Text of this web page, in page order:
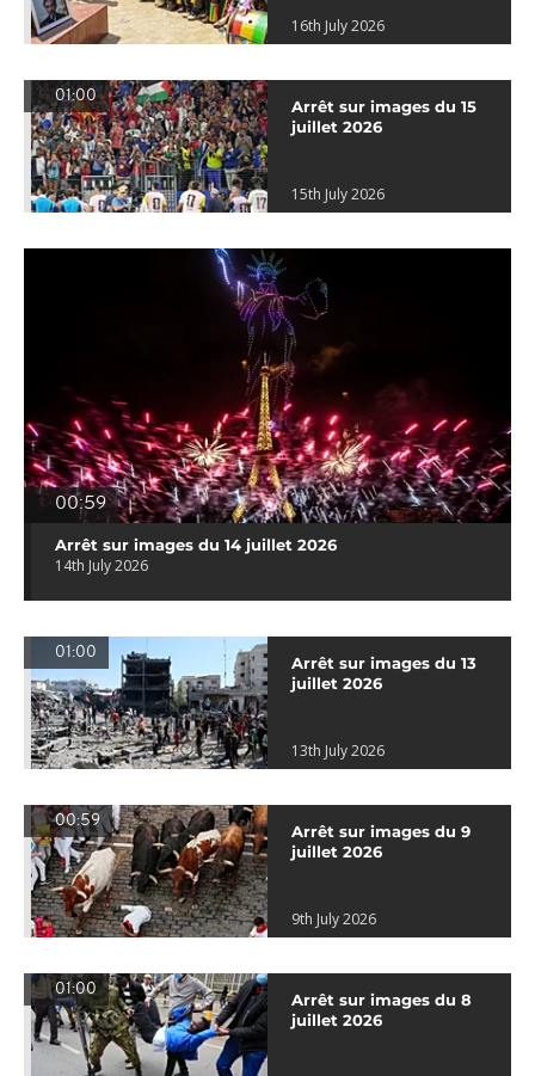
16th July 2026
01:00
Arrêt sur images du 15
juillet 2026
15th July 2026
00:59
Arrêt sur images du 14 juillet 2026
14th July 2026
01:00
Arrêt sur images du 13
juillet 2026
13th July 2026
00:59
Arrêt sur images du 9
juillet 2026
9th July 2026
01:00
Arrêt sur images du 8
juillet 2026